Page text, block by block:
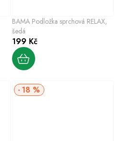
BAMA Podložka sprchová RELAX,
šedá
199 Kč
18 %